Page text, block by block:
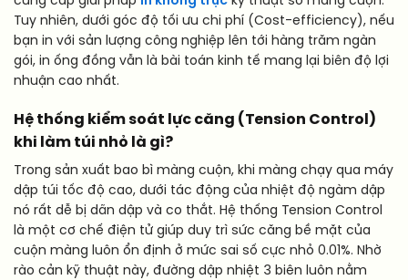
Tuy nhiên, dưới góc độ tối ưu chi phí (Cost-efficiency), nếu
bạn in với sản lượng công nghiệp lên tới hàng trăm ngàn
gói, in ống đồng vẫn là bài toán kinh tế mang lại biên độ lợi
nhuận cao nhất.
Hệ thống kiểm soát lực căng (Tension Control)
khi làm túi nhỏ là gì?
Trong sản xuất bao bì màng cuộn, khi màng chạy qua máy
dập túi tốc độ cao, dưới tác động của nhiệt độ ngàm dập
nó rất dễ bị dãn dập và co thắt. Hệ thống Tension Control
là một cơ chế điện tử giúp duy trì sức căng bề mặt của
cuộn màng luôn ổn định ở mức sai số cực nhỏ 0.01%. Nhờ
rào cản kỹ thuật này, đường dập nhiệt 3 biên luôn nằm